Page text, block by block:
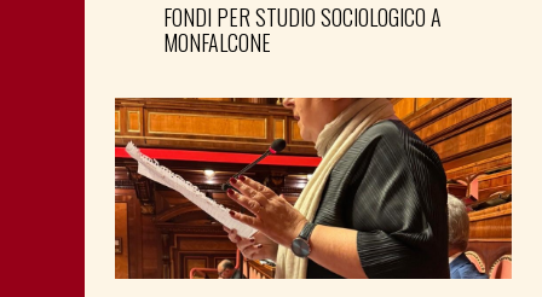
FONDI PER STUDIO SOCIOLOGICO A
MONFALCONE